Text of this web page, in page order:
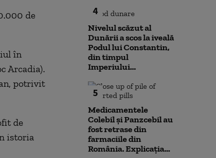
de
în
Arcadia).
potrivit
de
istoria
4
Nivelul scăzut al
Dunării a scos la iveală
Podul lui Constantin,
din timpul
Imperiului...
5
Medicamentele
Colebil și Panzcebil au
fost retrase din
farmaciile din
România. Explicația...